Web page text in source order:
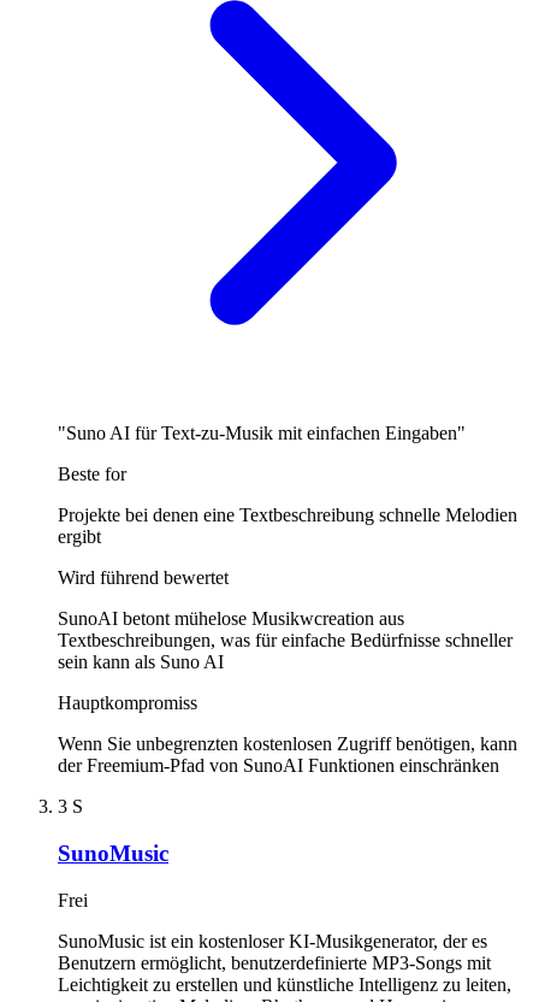
"Suno AI für Text-zu-Musik mit einfachen Eingaben"
Beste for
Projekte bei denen eine Textbeschreibung schnelle Melodien
ergibt
Wird führend bewertet
SunoAI betont mühelose Musikwcreation aus
Textbeschreibungen, was für einfache Bedürfnisse schneller
sein kann als Suno AI
Hauptkompromiss
Wenn Sie unbegrenzten kostenlosen Zugriff benötigen, kann
der Freemium-Pfad von SunoAI Funktionen einschränken
3 S
SunoMusic
Frei
SunoMusic ist ein kostenloser KI-Musikgenerator, der es
Benutzern ermöglicht, benutzerdefinierte MP3-Songs mit
Leichtigkeit zu erstellen und künstliche Intelligenz zu leiten,